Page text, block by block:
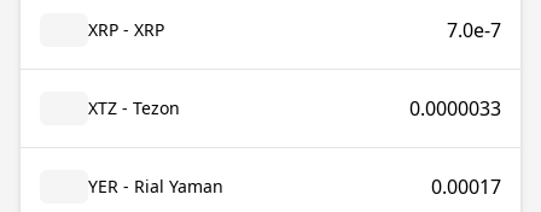
XRP - XRP 7.0e-7
XTZ - Tezon 0.0000033
YER - Rial Yaman 0.00017